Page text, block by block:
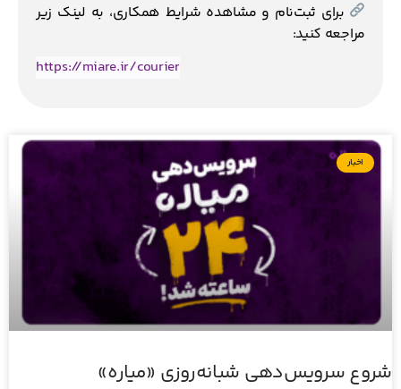
برای ثبت‌نام و مشاهده شرایط همکاری، به لینک زیر
مراجعه کنید:
https://miare.ir/courier
اخبار
شروع سرویس‌دهی شبانه‌روزی «میاره»